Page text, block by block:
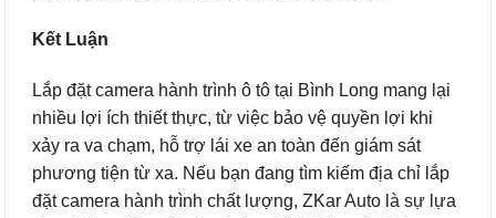
Kết Luận
Lắp đặt camera hành trình ô tô tại Bình Long mang lại
nhiều lợi ích thiết thực, từ việc bảo vệ quyền lợi khi
xảy ra va chạm, hỗ trợ lái xe an toàn đến giám sát
phương tiện từ xa. Nếu bạn đang tìm kiếm địa chỉ lắp
đặt camera hành trình chất lượng, ZKar Auto là sự lựa